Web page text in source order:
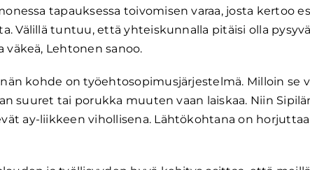
tapauksessa toivomisen varaa, josta kertoo
Välillä tuntuu, että yhteiskunnalla pitäisi olla
Lehtonen sanoo.
kohde on työehtosopimusjärjestelmä. Milloin se
suuret tai porukka muuten vaan laiskaa. Niin
ay-liikkeen vihollisena. Lähtökohtana on